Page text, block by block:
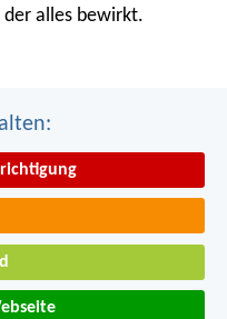
der alles bewirkt.